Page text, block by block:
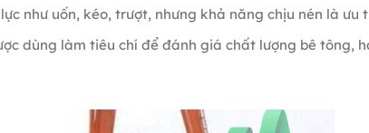
như uốn, kéo, trượt, nhưng khả năng chịu nén là ưu
dùng làm tiêu chí để đánh giá chất lượng bê tông,